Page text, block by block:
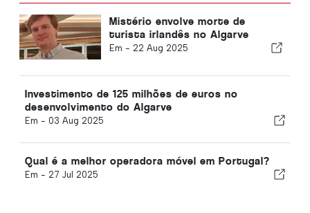
Mistério envolve morte de
turista irlandês no Algarve
Em - 22 Aug 2025
Investimento de 125 milhões de euros no
desenvolvimento do Algarve
Em - 03 Aug 2025
Qual é a melhor operadora móvel em Portugal?
Em - 27 Jul 2025